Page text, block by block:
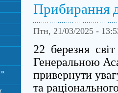
Прибирання
Птн, 21/03/2025 -
22 березня
Генеральною
привернути
та